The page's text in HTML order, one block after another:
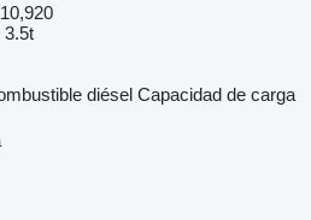
3.5t
diésel Capacidad de carga